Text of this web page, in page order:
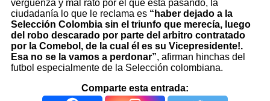
verguenza y mal rato por el que está pasando, la
ciudadanía lo que le reclama es “haber dejado a la
Selección Colombia sin el triunfo que merecía, luego
del robo descarado por parte del arbitro contratado
por la Comebol, de la cual él es su Vicepresidente!.
Esa no se la vamos a perdonar”, afirman hinchas del
futbol especialmente de la Selección colombiana.
Comparte esta entrada: